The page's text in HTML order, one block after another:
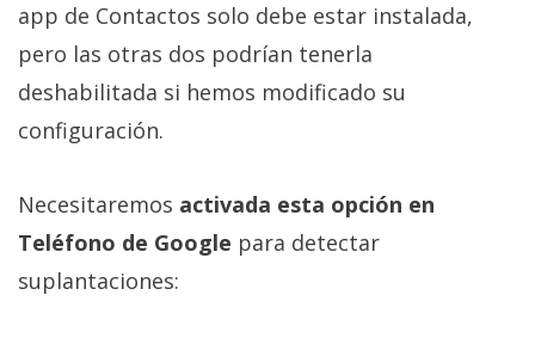
app de Contactos solo debe estar instalada,
pero las otras dos podrían tenerla
deshabilitada si hemos modificado su
configuración.
Necesitaremos activada esta opción en
Teléfono de Google para detectar
suplantaciones: